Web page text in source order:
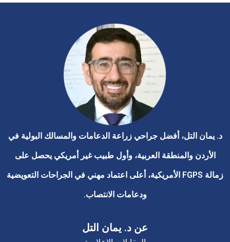
د. يمان التل، أفضل جراحي زراعة الدعامات والمسالك البولية في
الأردن والمنطقة العربية، وأول طبيب غير أمريكي يحصل على
زمالة FGPS الأمريكية، أعلى اعتماد مهني في الجراحات التعويضية
ودعامات الانتصاب.
عن د. يمان التل